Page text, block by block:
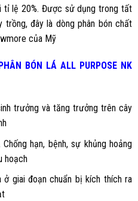
tỉ lệ 20%. Được sử dụng trong tất
đây là dòng phân bón chất
của Mỹ
BÓN LÁ ALL PURPOSE NK
trưởng và tăng trưởng trên cây
hạn, bệnh, sự khủng hoảng
hoạch
ở giai đoạn chuẩn bị kích thích ra